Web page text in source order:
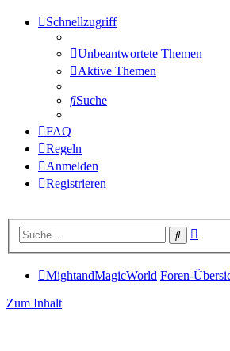
Schnellzugriff
Unbeantwortete Themen
Aktive Themen
Suche
FAQ
Regeln
Anmelden
Registrieren
Suche
MightandMagicWorld Foren-
Zum Inhalt